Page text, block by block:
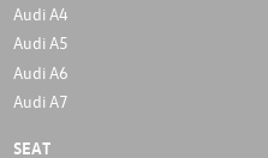
Audi A4
Audi A5
Audi A6
Audi A7
SEAT